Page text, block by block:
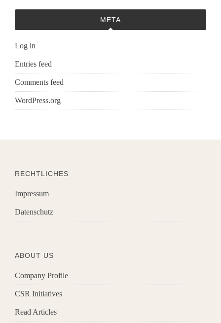
META
Log in
Entries feed
Comments feed
WordPress.org
RECHTLICHES
Impressum
Datenschutz
ABOUT US
Company Profile
CSR Initiatives
Read Articles